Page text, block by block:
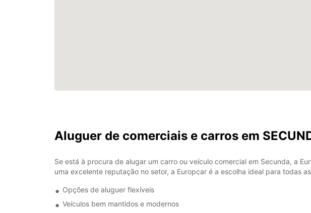
Aluguer de comerciais e carros em
Se está à procura de alugar um carro ou veículo comercial em Secunda, a
uma excelente reputação no setor, a Europcar é a escolha ideal para todas
Opções de aluguer flexíveis
Veículos bem mantidos e modernos